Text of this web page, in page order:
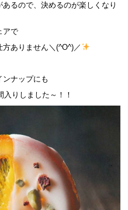
るので、決めるのが楽しくなり
アで
ありません＼(^O^)／
ナップにも
りしました～！！